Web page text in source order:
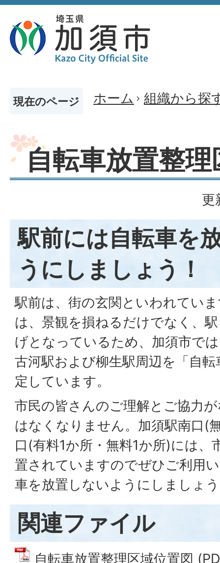
現在のページ ホーム 組織から探
自転車放置整理
更
駅前には自転車を
うにしましょう！
駅前は、街の玄関といわれてい
は、景観を損ねるだけでなく、
げとなっているため、加須市で
古河駅および柳生駅周辺を「自
定しています。
市民の皆さんのご理解とご協力
はなくなりません。加須駅南口(
口(有料1か所・無料1か所)には、
置されていますのでぜひご利用
車を放置しないようにしましょ
関連ファイル
自転車放置整理区域位置図